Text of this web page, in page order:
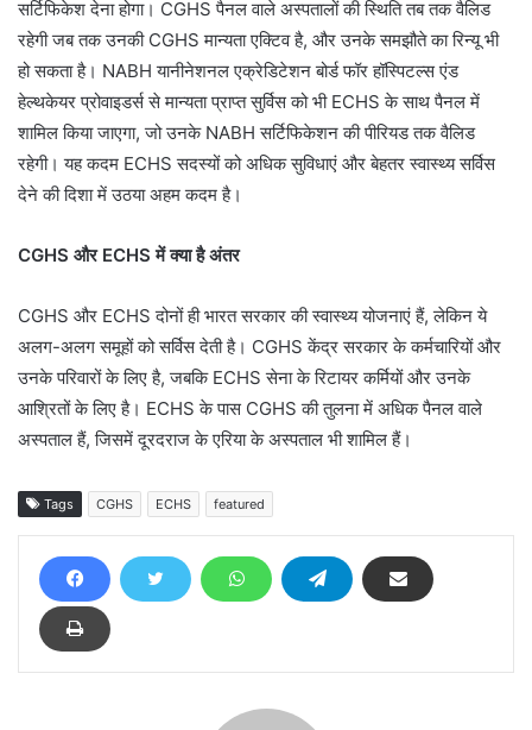
सर्टिफिकेश देना होगा। CGHS पैनल वाले अस्पतालों की स्थिति तब तक वैलिड
रहेगी जब तक उनकी CGHS मान्यता एक्टिव है, और उनके समझौते का रिन्यू भी
हो सकता है। NABH यानीनेशनल एक्रेडिटेशन बोर्ड फॉर हॉस्पिटल्स एंड
हेल्थकेयर प्रोवाइडर्स से मान्यता प्राप्त सुर्विस को भी ECHS के साथ पैनल में
शामिल किया जाएगा, जो उनके NABH सर्टिफिकेशन की पीरियड तक वैलिड
रहेगी। यह कदम ECHS सदस्यों को अधिक सुविधाएं और बेहतर स्वास्थ्य सर्विस
देने की दिशा में उठया अहम कदम है।
CGHS और ECHS में क्या है अंतर
CGHS और ECHS दोनों ही भारत सरकार की स्वास्थ्य योजनाएं हैं, लेकिन ये
अलग-अलग समूहों को सर्विस देती है। CGHS केंद्र सरकार के कर्मचारियों और
उनके परिवारों के लिए है, जबकि ECHS सेना के रिटायर कर्मियों और उनके
आश्रितों के लिए है। ECHS के पास CGHS की तुलना में अधिक पैनल वाले
अस्पताल हैं, जिसमें दूरदराज के एरिया के अस्पताल भी शामिल हैं।
Tags CGHS ECHS featured